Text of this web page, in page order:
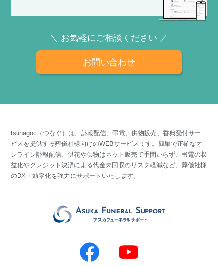
＼ お気軽にご相談ください ／
お問い合わせ
tsunagoo（つなぐ）は、訃報配信、弔電、供物販売、香典受付サー
ビスを提供する葬儀社様向けのWEBサービスです。簡単で正確なオ
ンライン訃報配信、供花や供物はネット販売で手間いらず、弔電の収
益化やクレジット決済による代金未回収のリスク軽減など、葬儀社様
のDX・効率化を強力にサポートいたします。